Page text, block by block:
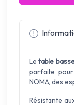
Letable
parfaite
NOMA, des
Résistante